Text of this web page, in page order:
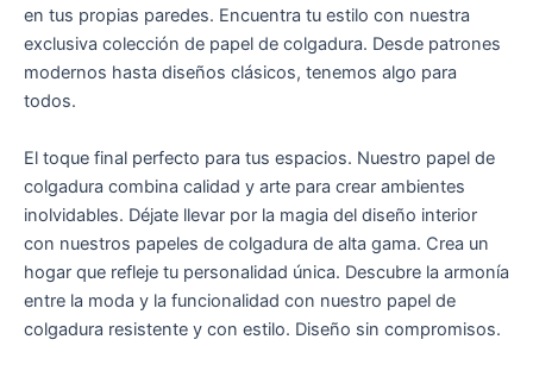
en tus propias paredes. Encuentra tu estilo con nuestra
exclusiva colección de papel de colgadura. Desde patrones
modernos hasta diseños clásicos, tenemos algo para
todos.
El toque final perfecto para tus espacios. Nuestro papel de
colgadura combina calidad y arte para crear ambientes
inolvidables. Déjate llevar por la magia del diseño interior
con nuestros papeles de colgadura de alta gama. Crea un
hogar que refleje tu personalidad única. Descubre la armonía
entre la moda y la funcionalidad con nuestro papel de
colgadura resistente y con estilo. Diseño sin compromisos.